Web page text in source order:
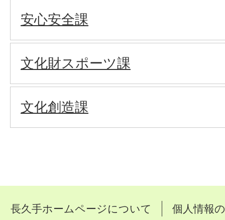
安心安全課
文化財スポーツ課
文化創造課
長久手ホームページについて
個人情報